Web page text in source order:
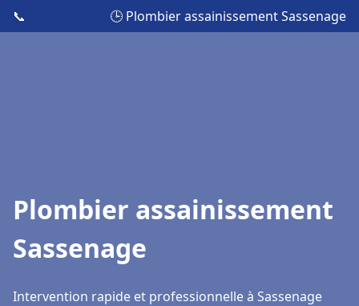
📞 🕒 Plombier assainissement Sassenage
Plombier assainissement
Sassenage
Intervention rapide et professionnelle à Sassenage